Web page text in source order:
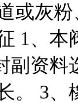
或灰
1、
副资料
。 3、